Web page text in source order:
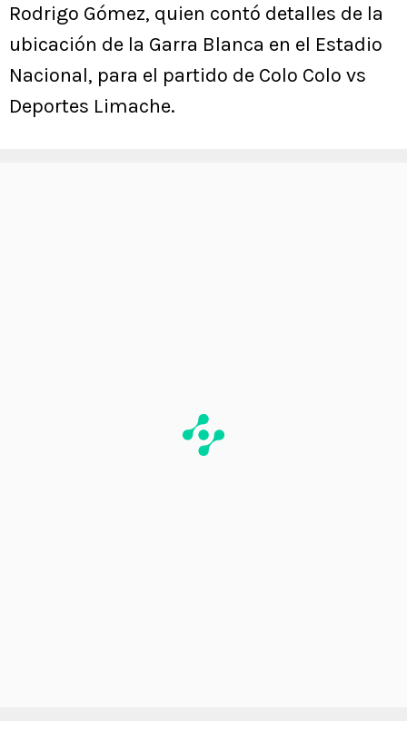
Rodrigo Gómez, quien contó detalles de la
ubicación de la Garra Blanca en el Estadio
Nacional, para el partido de Colo Colo vs
Deportes Limache.